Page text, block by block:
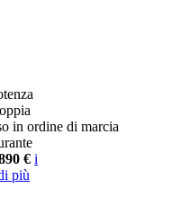
in ordine di marcia
€ i
più